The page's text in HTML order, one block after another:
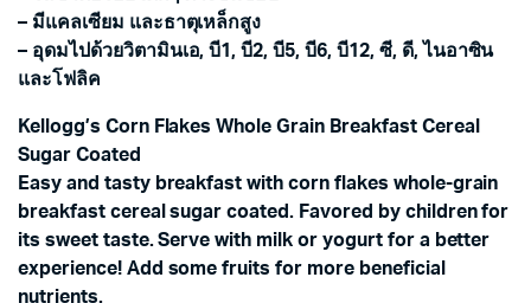
– มีแคลเซียม และธาตุเหล็กสูง
– อุดมไปด้วยวิตามินเอ, บี1, บี2, บี5, บี6, บี12, ซี, ดี, ไนอาซิน
และโฟลิค
Kellogg’s Corn Flakes Whole Grain Breakfast Cereal
Sugar Coated
Easy and tasty breakfast with corn flakes whole-grain
breakfast cereal sugar coated. Favored by children for
its sweet taste. Serve with milk or yogurt for a better
experience! Add some fruits for more beneficial
nutrients.